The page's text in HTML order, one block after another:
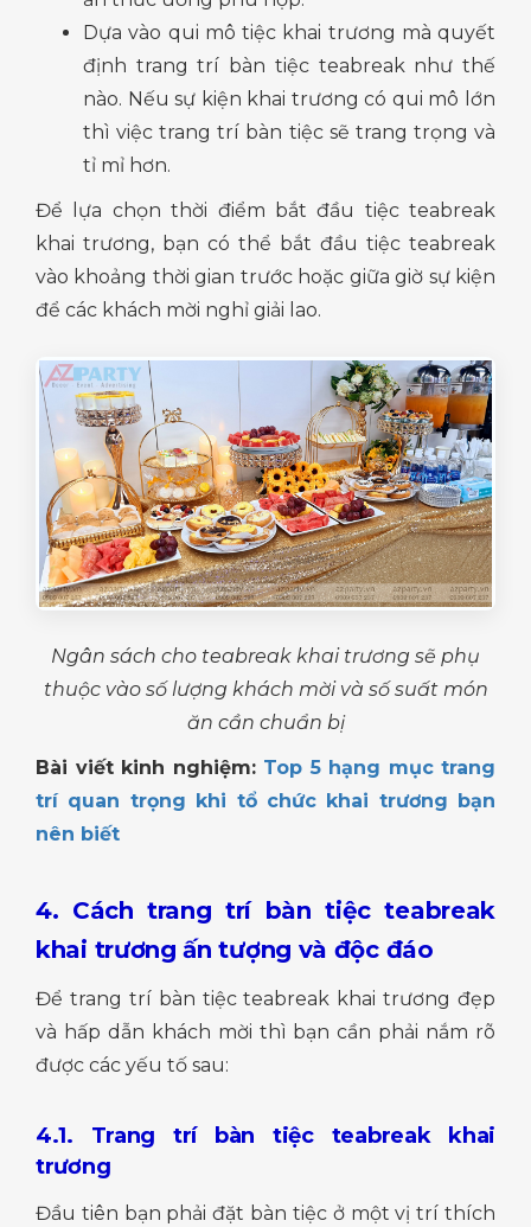
Dựa vào qui mô tiệc khai trương mà quyết
định trang trí bàn tiệc teabreak như thế
nào. Nếu sự kiện khai trương có qui mô lớn
thì việc trang trí bàn tiệc sẽ trang trọng và
tỉ mỉ hơn.
Để lựa chọn thời điểm bắt đầu tiệc teabreak
khai trương, bạn có thể bắt đầu tiệc teabreak
vào khoảng thời gian trước hoặc giữa giờ sự kiện
để các khách mời nghỉ giải lao.
Ngân sách cho teabreak khai trương sẽ phụ
thuộc vào số lượng khách mời và số suất món
ăn cần chuẩn bị
Bài viết kinh nghiệm: Top 5 hạng mục trang
trí quan trọng khi tổ chức khai trương bạn
nên biết
4. Cách trang trí bàn tiệc teabreak
khai trương ấn tượng và độc đáo
Để trang trí bàn tiệc teabreak khai trương đẹp
và hấp dẫn khách mời thì bạn cần phải nắm rõ
được các yếu tố sau:
4.1. Trang trí bàn tiệc teabreak khai
trương
Đầu tiên bạn phải đặt bàn tiệc ở một vị trí thích